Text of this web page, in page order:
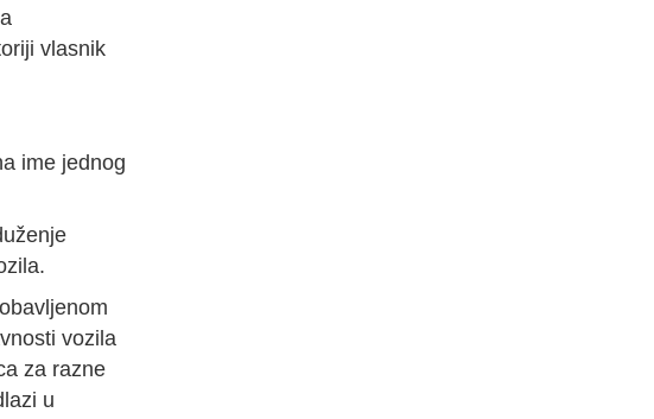
vlasnik
ime jednog
vozila
za razne
u